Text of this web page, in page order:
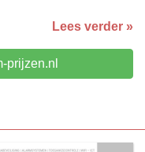
Lees verder »
prijzen.nl